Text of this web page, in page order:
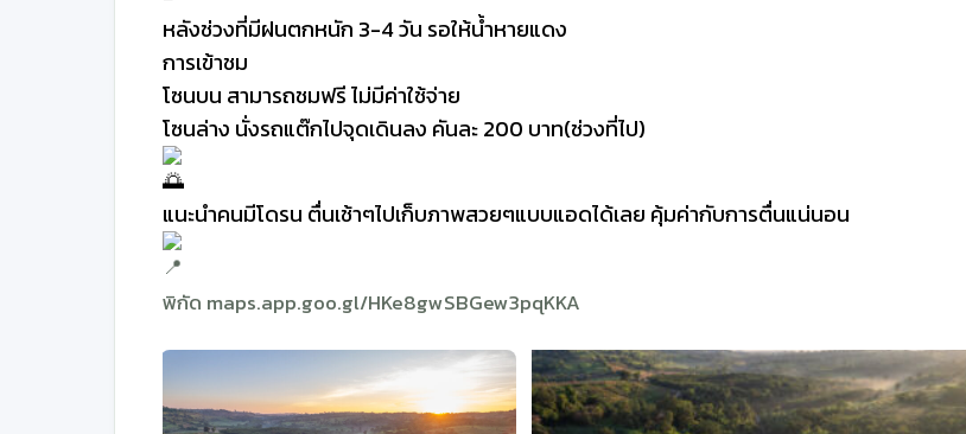
หลังช่วงที่มีฝนตกหนัก 3-4 วัน รอให้น้ำหายแดง
การเข้าชม
โซนบน สามารถชมฟรี ไม่มีค่าใช้จ่าย
โซนล่าง นั่งรถแต๊กไปจุดเดินลง คันละ 200 บาท(ช่วงที่ไป)
แนะนำคนมีโดรน ตื่นเช้าๆไปเก็บภาพสวยๆแบบแอดได้เลย คุ้มค่ากับการตื่นแน่นอน
พิกัด maps.app.goo.gl/HKe8gwSBGew3pqKKA